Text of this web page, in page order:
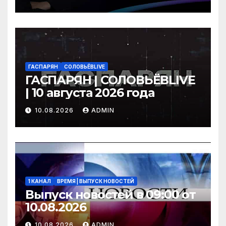
ГАСПАРЯН СОЛОВЬЁВLIVE
ГАСПАРЯН | СОЛОВЬЁВLIVE
| 10 августа 2026 года
10.08.2026 ADMIN
1 КАНАЛ ВРЕМЯ | ВЫПУСК НОВОСТЕЙ
Выпуск новостей в 09:00 от
10.08.2026